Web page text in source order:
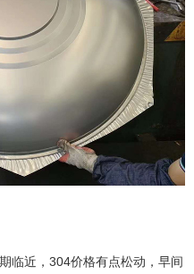
临近，304价格有点松动，早间